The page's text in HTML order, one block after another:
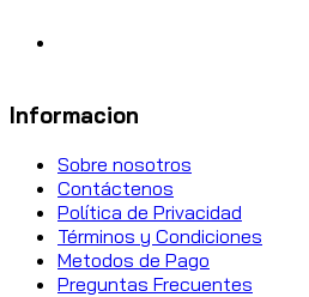
Informacion
Sobre nosotros
Contáctenos
Política de Privacidad
Términos y Condiciones
Metodos de Pago
Preguntas Frecuentes